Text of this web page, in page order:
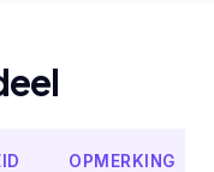
OPMERKING